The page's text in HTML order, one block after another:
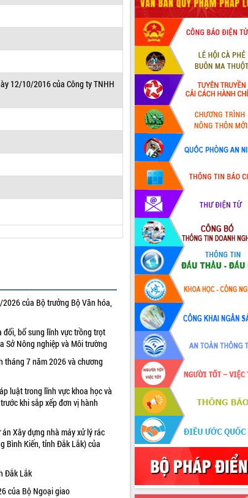
12/10/2016 của Công ty TNHH
của Bộ trưởng Bộ Văn hóa,
đổi, bổ sung lĩnh vực trồng trọt
Sở Nông nghiệp và Môi trường
tháng 7 năm 2026 và chương
luật trong lĩnh vực khoa học và
khi sắp xếp đơn vị hành
Xây dựng nhà máy xử lý rác
Bình Kiến, tỉnh Đắk Lắk) của
Đắk Lắk
của Bộ Ngoại giao